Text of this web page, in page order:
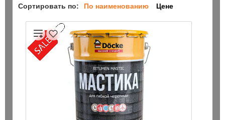
110 / Bionic Pro Heller
шт
Бур SDS+ 8х200/260 / Bionic
Сортировать по: По наименованию Цене